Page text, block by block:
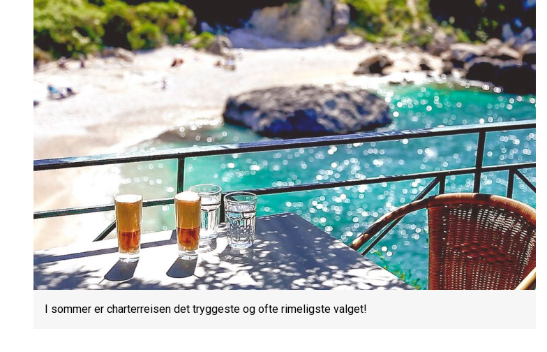
I sommer er charterreisen det tryggeste og ofte rimeligste valget!